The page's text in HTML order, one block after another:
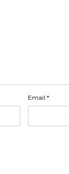
Email *